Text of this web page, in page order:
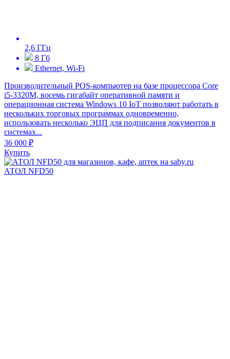
2,6 ГГц
8 Гб
Ethernet, Wi-Fi
Производительный POS-компьютер на базе процессора Core
i5-3320M, восемь гигабайт оперативной памяти и
операционная система Windows 10 IoT позволяют работать в
нескольких торговых программах одновременно,
использовать несколько ЭЦП для подписания документов в
системах...
36 000 ₽
Купить
АТОЛ NFD50